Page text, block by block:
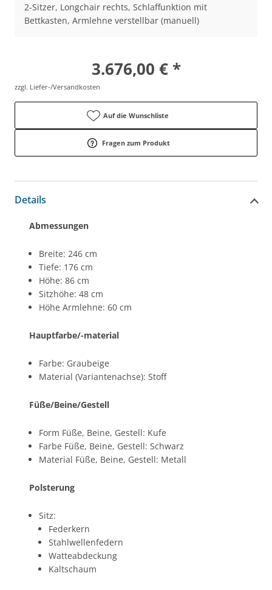
2-Sitzer, Longchair rechts, Schlaffunktion mit
Bettkasten, Armlehne verstellbar (manuell)
3.676,00 € *
zzgl. Liefer-/Versandkosten
Auf die Wunschliste
Fragen zum Produkt
Details
Abmessungen
Breite: 246 cm
Tiefe: 176 cm
Höhe: 86 cm
Sitzhöhe: 48 cm
Höhe Armlehne: 60 cm
Hauptfarbe/-material
Farbe: Graubeige
Material (Variantenachse): Stoff
Füße/Beine/Gestell
Form Füße, Beine, Gestell: Kufe
Farbe Füße, Beine, Gestell: Schwarz
Material Füße, Beine, Gestell: Metall
Polsterung
Sitz:
Federkern
Stahlwellenfedern
Watteabdeckung
Kaltschaum